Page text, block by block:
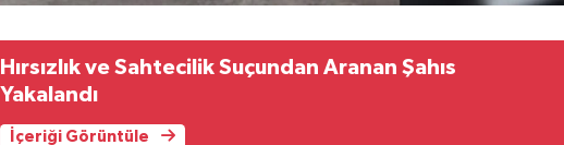
Hırsızlık ve Sahtecilik Suçundan Aranan Şahıs
Yakalandı
İçeriği Görüntüle